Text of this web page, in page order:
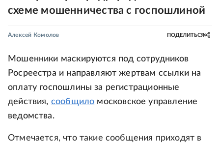
схеме мошенничества с госпошлиной
Алексей Комолов ПОДЕЛИТЬСЯ
Мошенники маскируются под сотрудников
Росреестра и направляют жертвам ссылки на
оплату госпошлины за регистрационные
действия, сообщило московское управление
ведомства.
Отмечается, что такие сообщения приходят в